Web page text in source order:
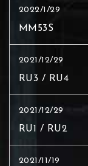
2022/1/29
MM53S
2021/12/29
RU3 / RU4
2021/12/29
RU1 / RU2
2021/11/19